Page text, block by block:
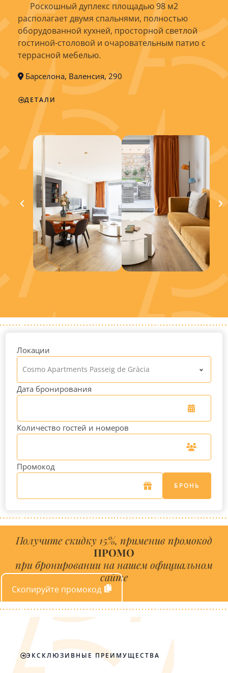
Роскошный дуплекс площадью 98 м2
располагает двумя спальнями, полностью
оборудованной кухней, просторной светлой
гостиной-столовой и очаровательным патио с
террасной мебелью.
Барселона, Валенсия, 290
ДЕТАЛИ
Локации
Cosmo Apartments Passeig de Gràcia
Дата бронирования
Количество гостей и номеров
Промокод
БРОНЬ
Получите скидку 15%, применив промокод
ПРОМО
при бронировании на нашем официальном
сайте
Скопируйте промокод
ЭКСКЛЮЗИВНЫЕ ПРЕИМУЩЕСТВА